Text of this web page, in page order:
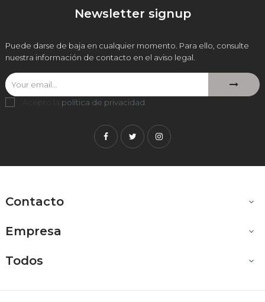
Newsletter signup
Puede darse de baja en cualquier momento. Para ello, consulte
nuestra información de contacto en el aviso legal.
Acepto la política de privacidad
FacebookTwitterInstagram
Contacto 
Empresa 
Todos 